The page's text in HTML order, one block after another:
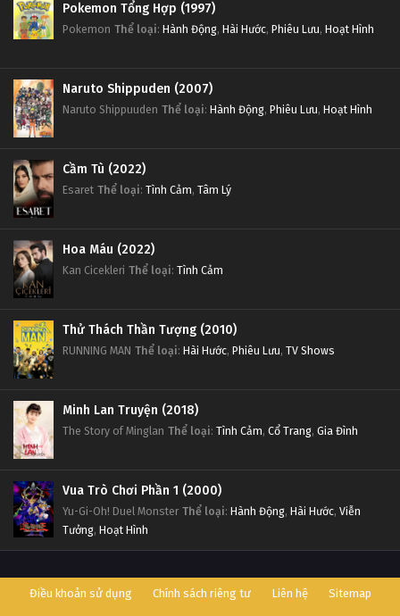
Thôn Tính Bầu Trời Tập 1
Pokemon Tổng Hợp (1997)
Pokemon Thể loại: Hành Động, Hài Hước, Phiêu Lưu, Hoạt Hình
Naruto Shippuden (2007)
Naruto Shippuuden Thể loại: Hành Động, Phiêu Lưu, Hoạt Hình
Cầm Tù (2022)
Esaret Thể loại: Tình Cảm, Tâm Lý
Hoa Máu (2022)
Kan Cicekleri Thể loại: Tình Cảm
Thử Thách Thần Tượng (2010)
RUNNING MAN Thể loại: Hài Hước, Phiêu Lưu, TV Shows
Minh Lan Truyện (2018)
The Story of Minglan Thể loại: Tình Cảm, Cổ Trang, Gia Đình
Vua Trò Chơi Phần 1 (2000)
Yu-Gi-Oh! Duel Monster Thể loại: Hành Động, Hài Hước, Viễn
Tưởng, Hoạt Hình
Điều khoản sử dụng Chính sách riêng tư Liên hệ Sitemap